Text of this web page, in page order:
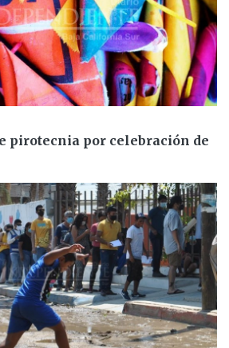
pirotecnia por celebración de